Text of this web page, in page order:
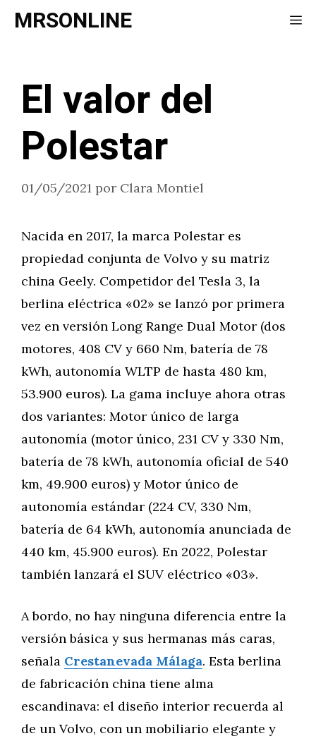
Saltar
MRSONLINE
El valor del
Polestar
01/05/2021 por Clara Montiel
Nacida en 2017, la marca Polestar es
propiedad conjunta de Volvo y su matriz
china Geely. Competidor del Tesla 3, la
berlina eléctrica «02» se lanzó por primera
vez en versión Long Range Dual Motor (dos
motores, 408 CV y 660 Nm, batería de 78
kWh, autonomía WLTP de hasta 480 km,
53.900 euros). La gama incluye ahora otras
dos variantes: Motor único de larga
autonomía (motor único, 231 CV y 330 Nm,
batería de 78 kWh, autonomía oficial de 540
km, 49.900 euros) y Motor único de
autonomía estándar (224 CV, 330 Nm,
batería de 64 kWh, autonomía anunciada de
440 km, 45.900 euros). En 2022, Polestar
también lanzará el SUV eléctrico «03».
A bordo, no hay ninguna diferencia entre la
versión básica y sus hermanas más caras,
señala Crestanevada Málaga. Esta berlina
de fabricación china tiene alma
escandinava: el diseño interior recuerda al
de un Volvo, con un mobiliario elegante y